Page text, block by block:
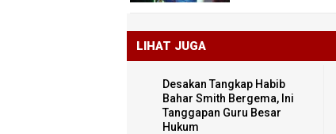
LIHAT JUGA
Desakan Tangkap Habib
Bahar Smith Bergema, Ini
Tanggapan Guru Besar
Hukum